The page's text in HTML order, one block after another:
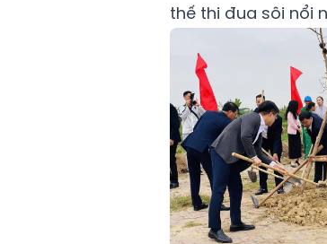
thế thi đua sôi nổi